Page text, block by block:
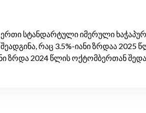
სტანდარტული იმერული
რაც 3.5%-იანი ზრდაა 2025
ზრდა 2024 წლის ოქტომბერთან